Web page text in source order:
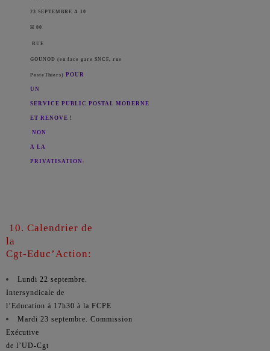
23 SEPTEMBRE A 10
H 00
RUE
GOUNOD (en face gare SNCF, rue
PosteThiers) POUR
UN
SERVICE PUBLIC POSTAL MODERNE
ET RENOVE !
NON
A LA
PRIVATISATION
10. Calendrier de
la
Cgt-Educ’Action:
Lundi 22 septembre.
Intersyndicale de
l’Education à 17h30 à la FCPE
Mardi 23 septembre. Commission
Exécutive
de l’UD-Cgt